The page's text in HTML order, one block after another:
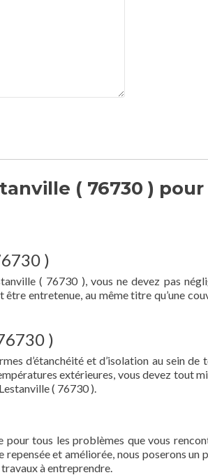
( 76730 ) pour
)
( 76730 ), vous ne devez pas
entretenue, au même titre qu’une
)
d’étanchéité et d’isolation au sein de
extérieures, vous devez tout
( 76730 ).
tous les problèmes que vous
et améliorée, nous poserons un
à entreprendre.